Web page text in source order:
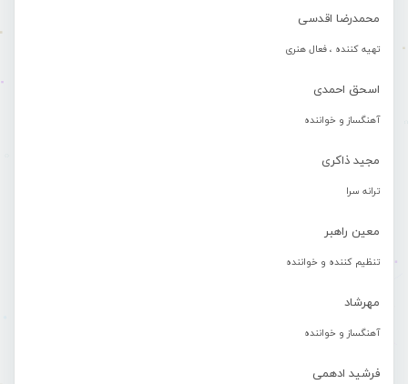
محمدرضا اقدسی
تهیه کننده ، فعال هنری
اسحق احمدی
آهنگساز و خواننده
مجید ذاکری
ترانه سرا
معین راهبر
تنظیم کننده و خواننده
مهرشاد
آهنگساز و خواننده
فرشید ادهمی